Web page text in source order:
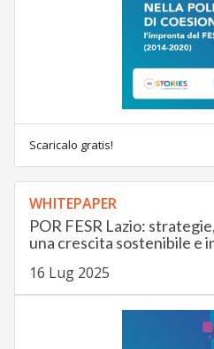
Scaricalo gratis!
WHITEPAPER
POR FESR Lazio:
una crescita sostenibile e
16 Lug 2025